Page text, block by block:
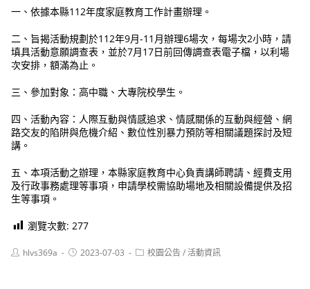
一、依據本縣112年度家庭教育工作計畫辦理。
二、旨揭活動規劃於112年9月-11月辦理6場次，每場次2小時，請
填具活動意願調查表，並於7月17日前回傳調查表電子檔，以利場
次安排，額滿為止。
三、參加對象：高中職、大專院校學生。
四、活動內容：人際互動與情感追求、情感關係的互動與經營、網
路交友的陷阱與危機介紹、數位性別暴力預防等相關議題探討及短
講。
五、本項活動之辦理，本縣家庭教育中心負責講師聘請、經費支用
及行政事務處理等事項，申請學校需協助場地及相關設備提供及招
生等事項。
瀏覽次數: 277
Posthlvs369a
Post2023-07-03
Post校園公告/活動資訊